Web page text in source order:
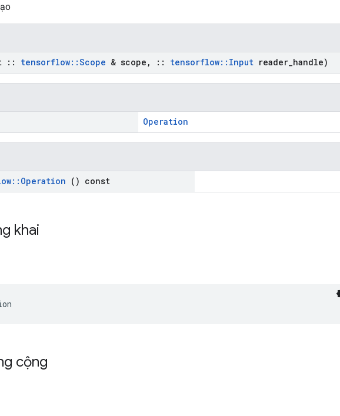
:: tensorflow::Scope & scope , :: tensorflow:: Input reader handle)
Operation
:: Operation () const
khai
cộng